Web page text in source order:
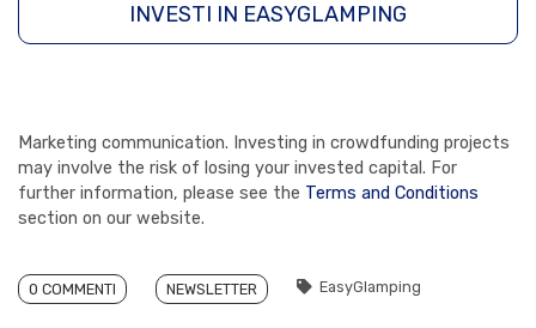
INVESTI IN EASYGLAMPING
Marketing communication. Investing in crowdfunding projects
may involve the risk of losing your invested capital. For
further information, please see the Terms and Conditions
section on our website.
0 COMMENTI NEWSLETTER EasyGlamping